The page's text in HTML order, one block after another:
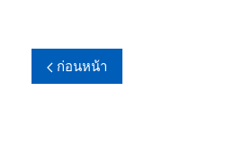
ก่อนหน้า